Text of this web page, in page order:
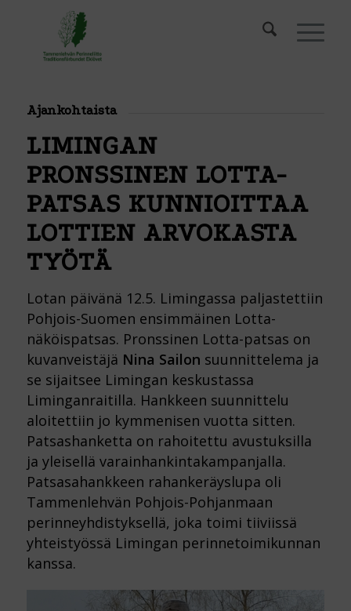
Ajankohtaista
LIMINGAN
PRONSSINEN LOTTA-
PATSAS KUNNIOITTAA
LOTTIEN ARVOKASTA
TYÖTÄ
Lotan päivänä 12.5. Limingassa paljastettiin
Pohjois-Suomen ensimmäinen Lotta-
näköispatsas. Pronssinen Lotta-patsas on
kuvanveistäjä Nina Sailon suunnittelema ja
se sijaitsee Limingan keskustassa
Liminganraitilla. Hankkeen suunnittelu
aloitettiin jo kymmenisen vuotta sitten.
Patsashanketta on rahoitettu avustuksilla
ja yleisellä varainhankintakampanjalla.
Patsasahankkeen rahankeräyslupa oli
Tammenlehvän Pohjois-Pohjanmaan
perinneyhdistyksellä, joka toimi tiiviissä
yhteistyössä Limingan perinnetoimikunnan
kanssa.